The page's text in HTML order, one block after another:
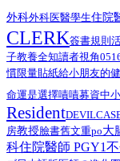
外科外科医醫學生住院
CLERK簽書規則
子教養全知讀者視角
慣限量貼紙給小朋友的
命運是選擇嘖嘖募資中
Resident
房教授臉書舊文重po大
科住院醫師 PGY1